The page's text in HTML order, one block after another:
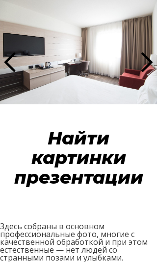
Найти
картинки
презентации
Здесь собраны в основном
профессиональные фото, многие с
качественной обработкой и при этом
естественные — нет людей со
странными позами и улыбками.